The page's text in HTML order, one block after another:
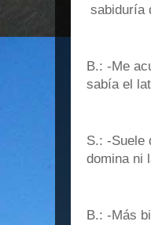
sabiduría
B.: -Me
sabía el
S.: -Suele
domina ni
B.: -Más